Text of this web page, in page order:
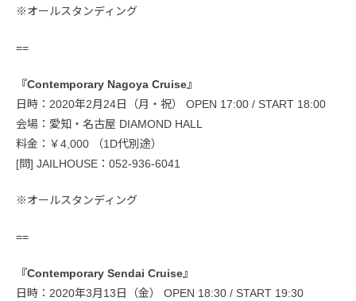
※オールスタンディング
==
『Contemporary Nagoya Cruise』
日時：2020年2月24日（月・祝） OPEN 17:00 / START 18:00
会場：愛知・名古屋 DIAMOND HALL
料金：￥4,000 （1D代別途）
[問] JAILHOUSE：052-936-6041
※オールスタンディング
==
『Contemporary Sendai Cruise』
日時：2020年3月13日（金） OPEN 18:30 / START 19:30